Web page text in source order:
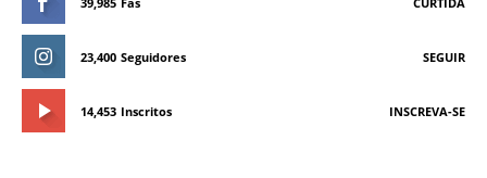
23,400 Seguidores SEGUIR
14,453 Inscritos INSCREVA-SE